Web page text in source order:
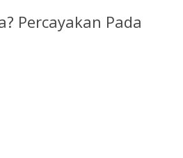
Percayakan Pada